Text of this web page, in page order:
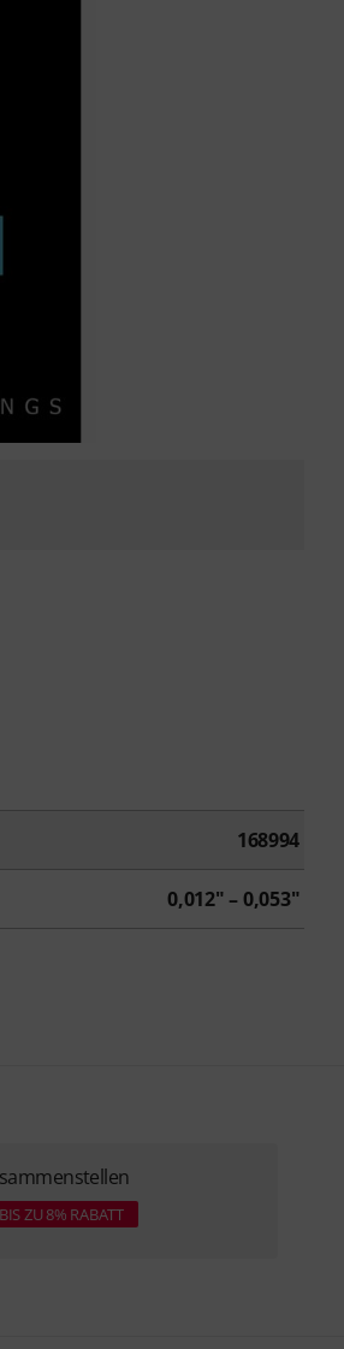
168994
0,012" – 0,053"
BIS ZU 8% RABATT